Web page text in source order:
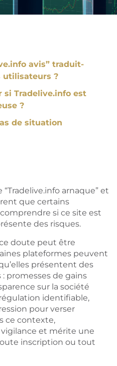
avis” traduit-
utilisateurs ?
Tradelive.info est
?
de situation
arnaque” et
que certains
si ce site est
des risques.
doute peut être
plateformes peuvent
présentent des
promesses de gains
sur la société
identifiable,
pour verser
ce contexte,
vigilance et mérite une
inscription ou tout